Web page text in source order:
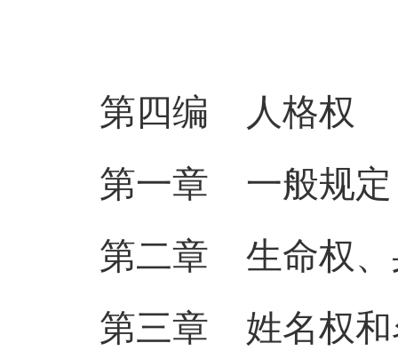
第四编 人格权
第一章 一般规定
第二章 生命权、
第三章 姓名权和